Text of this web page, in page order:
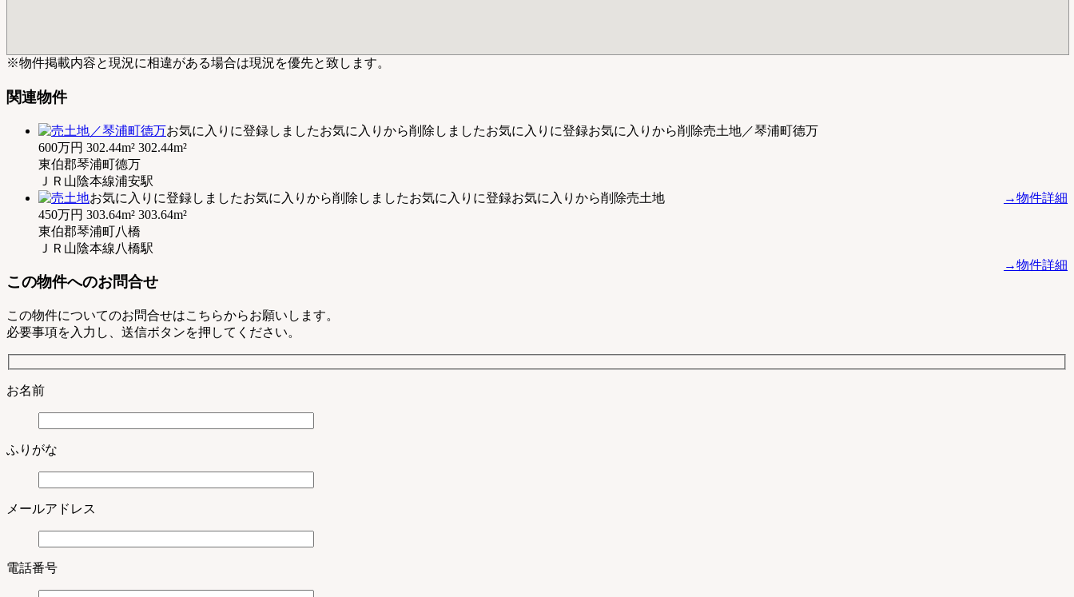
※物件掲載内容と現況に相違がある場合は現況を優先と致します。
関連物件
お気に入りに登録しましたお気に入りから削除しましたお気に入りに登録お気に入りから削除売土地／琴浦町德万
600万円 302.44m² 302.44m²
東伯郡琴浦町德万
ＪＲ山陰本線浦安駅
→物件詳細
お気に入りに登録しましたお気に入りから削除しましたお気に入りに登録お気に入りから削除売土地
450万円 303.64m² 303.64m²
東伯郡琴浦町八橋
ＪＲ山陰本線八橋駅
→物件詳細
この物件へのお問合せ
この物件についてのお問合せはこちらからお願いします。
必要事項を入力し、送信ボタンを押してください。
お名前
ふりがな
メールアドレス
電話番号